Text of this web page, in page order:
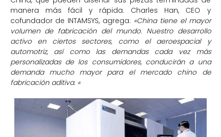
manera más fácil y rápida. Charles Han, CEO y
cofundador de INTAMSYS, agrega: «China tiene el mayor
volumen de fabricación del mundo. Nuestro desarrollo
activo en ciertos sectores, como el aeroespacial y
automotriz, así como las demandas cada vez más
personalizadas de los consumidores, conducirán a una
demanda mucho mayor para el mercado chino de
fabricación aditiva. «